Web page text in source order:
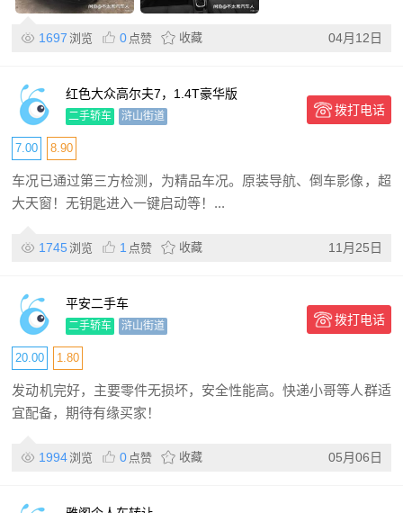
1697 浏览 0 点赞 收藏 04月12日
红色大众高尔夫7，1.4T豪华版
二手轿车 浒山街道 拨打电话
7.00 8.90
车况已通过第三方检测，为精品车况。原装导航、倒车影像，超
大天窗！无钥匙进入一键启动等！...
1745 浏览 1 点赞 收藏 11月25日
平安二手车
二手轿车 浒山街道 拨打电话
20.00 1.80
发动机完好，主要零件无损坏，安全性能高。快递小哥等人群适
宜配备，期待有缘买家！
1994浏览 0 点赞 收藏 05月06日